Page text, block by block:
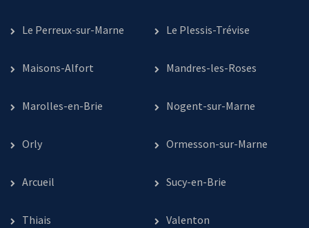
Le Perreux-sur-Marne Le Plessis-Trévise
Maisons-Alfort Mandres-les-Roses
Marolles-en-Brie Nogent-sur-Marne
Orly Ormesson-sur-Marne
Arcueil Sucy-en-Brie
Thiais Valenton